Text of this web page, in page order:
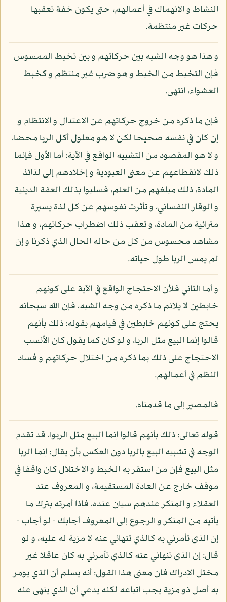
النشاط و الانهماك في أعمالهم، حتى يكون خفة تعقبها
حركات غير منتظمة.
و هذا هو وجه الشبه بين حركاتهم و بين تخبط الممسوس
فإن التخبط من الخبط و هو ضرب غير منتظم و كخبط
العشواء، انتهى.
فإن ما ذكره من خروج حركاتهم عن الاعتدال و الانتظام و
إن كان في نفسه صحيحا لكن لا هو معلول أكل الربا محضا،
و لا هو المقصود من التشبيه الواقع في الآية: أما الأول فإنما
ذلك لانقطاعهم عن معنى العبودية و إخلادهم إلى لذائذ
المادة، ذلك مبلغهم من العلم، فسلبوا بذلك العفة الدينية
و الوقار النفساني، و تأثرت نفوسهم عن كل لذة يسيرة
مترائية من المادة، و تعقب ذلك اضطراب حركاتهم، و هذا
مشاهد محسوس من كل من حاله الحال الذي ذكرنا و إن
لم يمس الربا طول حياته.
و أما الثاني فلأن الاحتجاج الواقع في الآية على كونهم
خابطين لا يلائم ما ذكره من وجه الشبه، فإن الله سبحانه
يحتج على كونهم خابطين في قيامهم بقوله: ذلك بأنهم
قالوا إنما البيع مثل الربا، و لو كان كما يقول كان الأنسب
الاحتجاج على ذلك بما ذكره من اختلال حركاتهم و فساد
النظم في أعمالهم.
فالمصير إلى ما قدمناه.
قوله تعالى: ذلك بأنهم قالوا إنما البيع مثل الربوا، قد تقدم
الوجه في تشبيه البيع بالربا دون العكس بأن يقال: إنما الربا
مثل البيع فإن من استقر به الخبط و الاختلال كان واقفا في
موقف خارج عن العادة المستقيمة، و المعروف عند
العقلاء و المنكر عندهم سيان عنده، فإذا أمرته بترك ما
يأتيه من المنكر و الرجوع إلى المعروف أجابك - لو أجاب -
إن الذي تأمرني به كالذي تنهاني عنه لا مزية له عليه، و لو
قال: إن الذي تنهاني عنه كالذي تأمرني به كان عاقلا غير
مختل الإدراك فإن معنى هذا القول: أنه يسلم أن الذي يؤمر
به أصل ذو مزية يجب اتباعه لكنه يدعي أن الذي ينهى عنه